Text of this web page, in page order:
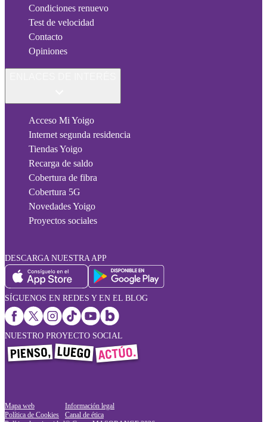
Condiciones renuevo
Test de velocidad
Contacto
Opiniones
Acceso Mi Yoigo
Internet segunda residencia
Tiendas Yoigo
Recarga de saldo
Cobertura de fibra
Cobertura 5G
Novedades Yoigo
Proyectos sociales
DESCARGA NUESTRA APP
SÍGUENOS EN REDES Y EN EL BLOG
NUESTRO PROYECTO SOCIAL
Mapa web
Política de Cookies
Información legal
Canal de ética